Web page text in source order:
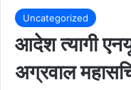
Uncategorized
आदेश त्यागी
अग्रवाल